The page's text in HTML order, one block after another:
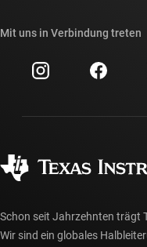
Veranstaltungen
Investorenbeziehungen
Querverweis-Suche
Kundensupportzentrum
myTI-Konto FAQs
Häufig gestellte Fragen
Mit uns in Verbindung treten
Schon seit Jahrzehnten trägt
Wir sind ein globales